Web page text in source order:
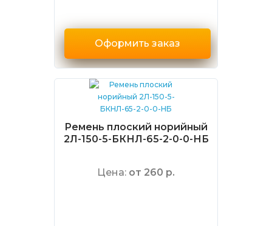
Оформить заказ
Ремень плоский норийный
2Л-150-5-БКНЛ-65-2-0-0-НБ
Цена: от 260 р.